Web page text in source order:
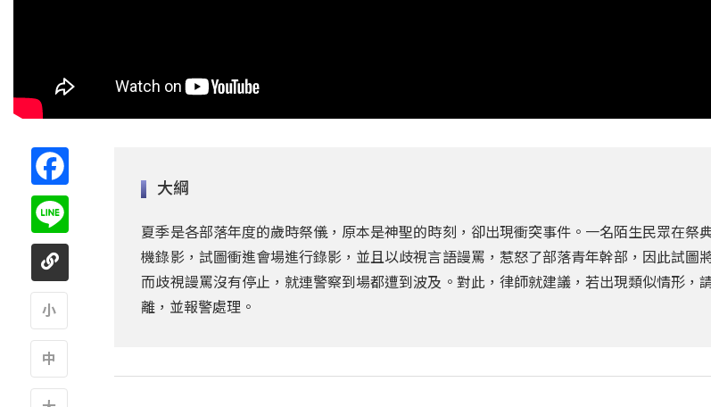
大綱
夏季是各部落年度的歲時祭儀，原本是神聖的時刻，卻出現衝突事件。一名陌生民眾在祭
機錄影，試圖衝進會場進行錄影，並且以歧視言語謾罵，惹怒了部落青年幹部，因此試圖
而歧視謾罵沒有停止，就連警察到場都遭到波及。對此，律師就建議，若出現類似情形，
離，並報警處理。